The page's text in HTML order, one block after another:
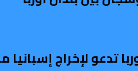
تدعو لإخراج